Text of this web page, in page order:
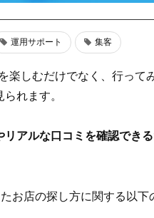
運用サポート 集客
楽しむだけでなく、行って
れます。
アルな口コミを確認でき
お店の探し方に関する以下